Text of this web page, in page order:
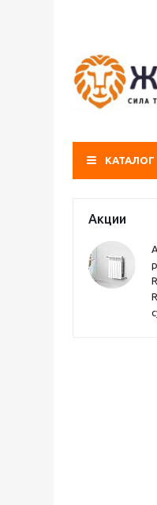
КАТАЛОГ
Акции